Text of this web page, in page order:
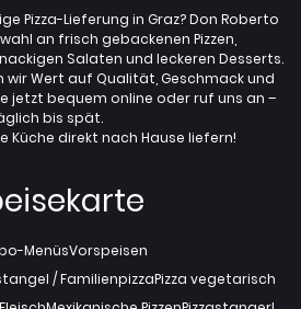
Pizza-Lieferung in Graz? Don Roberto
an frisch gebackenen Pizzen,
Salaten und leckeren Desserts.
wir Wert auf Qualität, Geschmack und
jetzt bequem online oder ruf uns an –
bis spät.
Küche direkt nach Hause liefern!
MenüsVorspeisen
/ FamilienpizzaPizza vegetarisch